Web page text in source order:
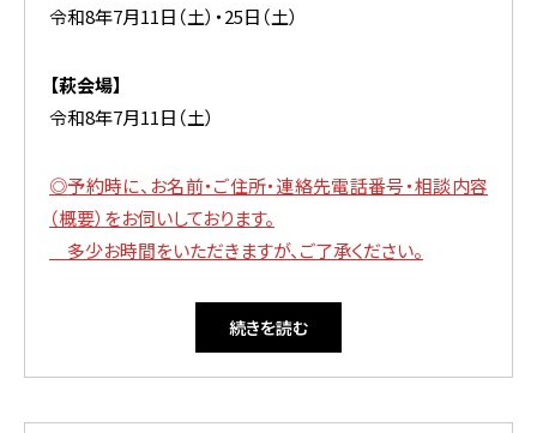
令和8年7月11日（土）・25日（土）
【萩会場】
令和8年7月11日（土）
◎予約時に、お名前・ご住所・連絡先電話番号・相談内容
（概要）をお伺いしております。
多少お時間をいただきますが、ご了承ください。
続きを読む